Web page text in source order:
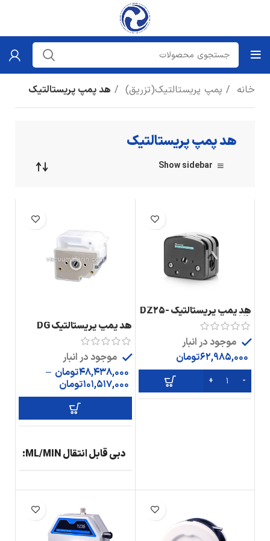
خانه پمپ پریستالتیک(تزریق) هد پمپ پریستالتیک
هد پمپ پریستالتیک
Show sidebar
هد پمپ پریستالتیک DZ25-
3L
موجود در انبار
62,985,000تومان
هد پمپ پریستالتیک DG
موجود در انبار
48,438,000تومان –
101,517,000تومان
دبی قابل انتقال ML/MIN